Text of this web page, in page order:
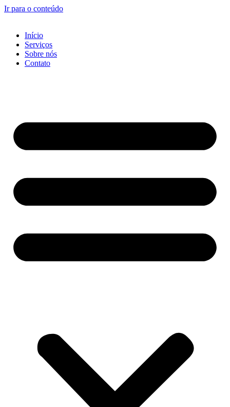
Ir para o conteúdo
Início
Serviços
Sobre nós
Contato